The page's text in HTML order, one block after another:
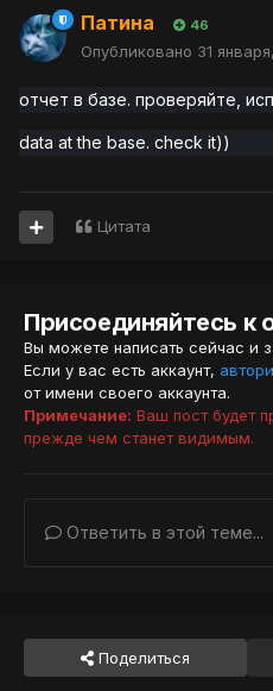
Патина 46
Опубликовано 31
отчет в базе. проверяйте,
data at the base. check it))
Цитата
Присоединяйтесь к
Вы можете написать сейчас и
Если у вас есть аккаунт,
от имени своего аккаунта.
Примечание: Ваш пост будет
прежде чем станет видимым.
Ответить в этой теме...
Поделиться